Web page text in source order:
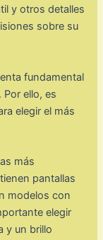
y otros detalles
sobre su
fundamental
ello, es
elegir el más
más
pantallas
modelos con
elegir
y un brillo